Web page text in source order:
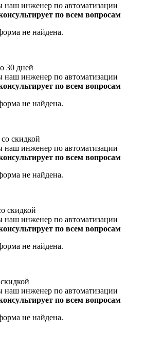
наш инженер по автоматизации
по всем вопросам
не найдена.
30 дней
наш инженер по автоматизации
по всем вопросам
не найдена.
скидкой
наш инженер по автоматизации
по всем вопросам
не найдена.
скидкой
наш инженер по автоматизации
по всем вопросам
не найдена.
наш инженер по автоматизации
по всем вопросам
не найдена.